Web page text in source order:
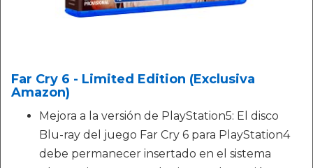
Far Cry 6 - Limited Edition (Exclusiva
Amazon)
Mejora a la versión de PlayStation5: El disco
Blu-ray del juego Far Cry 6 para PlayStation4
debe permanecer insertado en el sistema